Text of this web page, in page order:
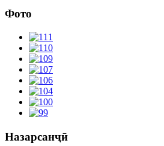
Фото
Назарсанҷӣ